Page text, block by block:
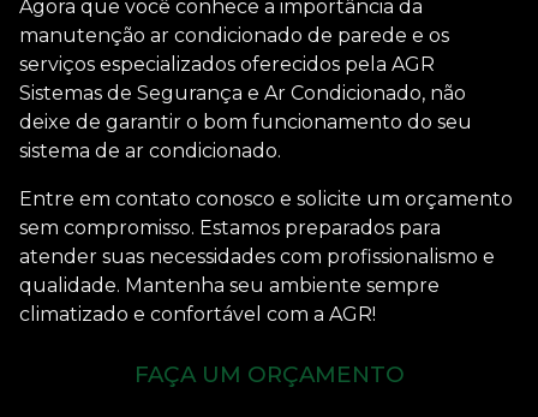
Agora que você conhece a importância da
manutenção ar condicionado de parede e os
serviços especializados oferecidos pela AGR
Sistemas de Segurança e Ar Condicionado, não
deixe de garantir o bom funcionamento do seu
sistema de ar condicionado.
Entre em contato conosco e solicite um orçamento
sem compromisso. Estamos preparados para
atender suas necessidades com profissionalismo e
qualidade. Mantenha seu ambiente sempre
climatizado e confortável com a AGR!
FAÇA UM ORÇAMENTO